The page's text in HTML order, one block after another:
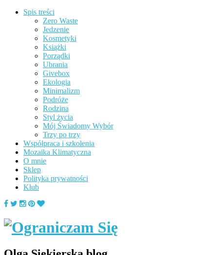
Spis treści
Zero Waste
Jedzenie
Kosmetyki
Książki
Porządki
Ubrania
Givebox
Ekologia
Minimalizm
Podróże
Rodzina
Styl życia
Mój Świadomy Wybór
Trzy po trzy
Współpraca i szkolenia
Mozaika Klimatyczna
O mnie
Sklep
Polityka prywatności
Klub